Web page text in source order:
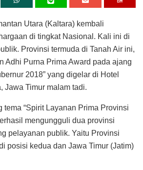
Utara (Kaltara) kembali
di tingkat Nasional. Kali ini di
Provinsi termuda di Tanah Air ini,
Adhi Purna Prima Award pada ajang
2018” yang digelar di Hotel
Jawa Timur malam tadi.
tema “Spirit Layanan Prima Provinsi
mengungguli dua provinsi
pelayanan publik. Yaitu Provinsi
posisi kedua dan Jawa Timur (Jatim)